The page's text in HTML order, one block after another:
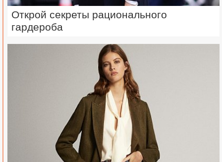
Открой секреты рационального
гардероба